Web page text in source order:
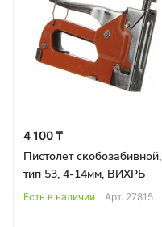
4 100 ₸
Пистолет скобозабивной,
тип 53, 4-14мм, ВИХРЬ
Есть в наличии Арт. 27815